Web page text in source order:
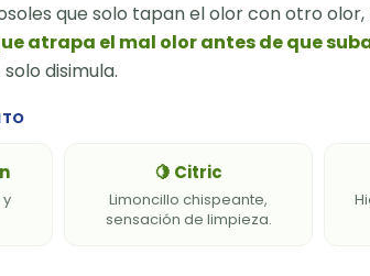
que solo tapan el olor con otro olor,
atrapa el mal olor antes de que
disimula.
🍋 Citric
Limoncillo chispeante,
sensación de limpieza.